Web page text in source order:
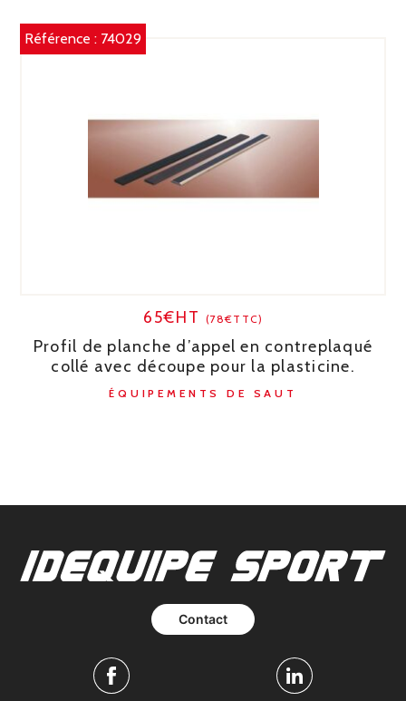
Référence : 74029
65€HT (78€TTC)
Profil de planche d’appel en contreplaqué
collé avec découpe pour la plasticine.
ÉQUIPEMENTS DE SAUT
Contact
Facebook Linkedin